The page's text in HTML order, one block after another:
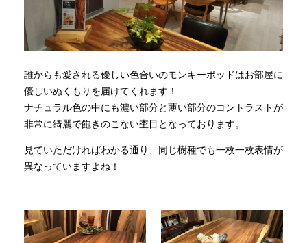
よくあるご質問
お問い合わせ
誰からも愛される優しい色合いのモンキーポッドはお部屋に
優しいぬくもりを届けてくれます！
ナチュラル色の中にも濃い部分と薄い部分のコントラストが
非常に綺麗で飽きのこない杢目となっております。
見ていただければわかる通り、同じ樹種でも一枚一枚表情が
異なっていますよね！